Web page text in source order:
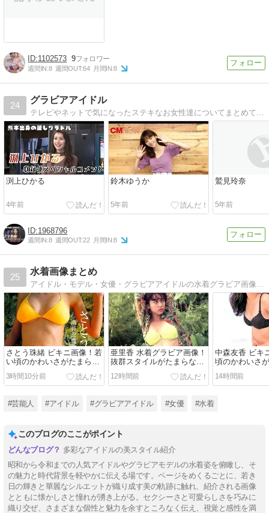
1102573 9
週間IN:8 週間OUT:64 月間IN:8
24
グラビアアイドル
テレビやネットで気になったステキなお女性達についてまとめてみました！
渕上ひかる
4年前
鈴木ゆうか
5年前
鷲見玲奈
5年前
1968796
週間IN:8 週間OUT:22 月間IN:8
25
水着画像まとめ
アイドル・モデル・女優・グラビアアイドルの水着グラビア画像を紹介しています。
さとう珠緒 ビキニ画像！若
い頃のかわいさがたまらな
い！
3時間10分前
亜里香 水着グラビア画像！
抜群スタイルがたまらな
い！
12時間前
中森友香 ビキ
頃のかわいさ
い！
14時間前
#芸能人 #アイドル #グラビアアイドル #女優 #水着
このブログのここがポイント
多彩なアイドルの美スタイル紹介
昭和から令和までの人気アイドルやグラビアモデルの水着姿を俯瞰し、そ
の魅力と時代背景を軽やかに伝える場です。ページをめくるごとに、若き
日の輝きと華麗なシルエットが織り成す美の軌跡に触れ、紹介される画像
とともに懐かしさと憧れが湧き上がる。セクシーさと可愛らしさを巧みに
織り交ぜ、さまざまな個性と魅力を余すところなく伝え、視覚と感性を満